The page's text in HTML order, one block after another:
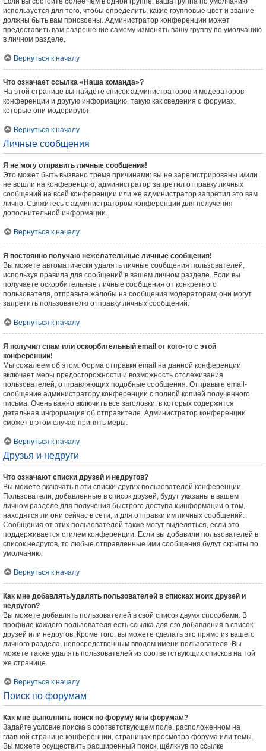
используется для того, чтобы определить, какие групповые цвет и звание
должны быть вам присвоены. Администратор конференции может
предоставить вам разрешение самому изменять вашу группу по умолчанию
в личном разделе.
Вернуться к началу
Что означает ссылка «Наша команда»?
На этой странице вы найдёте список администраторов и модераторов
конференции и другую информацию, такую как сведения о форумах,
которые они модерируют.
Вернуться к началу
Личные сообщения
Я не могу отправить личные сообщения!
Это может быть вызвано тремя причинами: вы не зарегистрированы и/или
не вошли на конференцию, администратор запретил отправку личных
сообщений на всей конференции или же администратор запретил это вам
лично. Свяжитесь с администратором конференции для получения
дополнительной информации.
Вернуться к началу
Я постоянно получаю нежелательные личные сообщения!
Вы можете автоматически удалять личные сообщения пользователей,
используя правила для сообщений в вашем личном разделе. Если вы
получаете оскорбительные личные сообщения от конкретного
пользователя, отправьте жалобы на сообщения модераторам; они могут
запретить пользователю отправку личных сообщений.
Вернуться к началу
Я получил спам или оскорбительный email от кого-то с этой
конференции!
Мы сожалеем об этом. Форма отправки email на данной конференции
включает меры предосторожности и возможность отслеживания
пользователей, отправляющих подобные сообщения. Отправьте email-
сообщение администратору конференции с полной копией полученного
письма. Очень важно включить все заголовки, в которых содержится
детальная информация об отправителе. Администратор конференции
сможет в этом случае принять меры.
Вернуться к началу
Друзья и недруги
Что означают списки друзей и недругов?
Вы можете включать в эти списки других пользователей конференции.
Пользователи, добавленные в список друзей, будут указаны в вашем
личном разделе для получения быстрого доступа к информации о том,
находятся ли они сейчас в сети, и для отправки им личных сообщений.
Сообщения от этих пользователей также могут выделяться, если это
поддерживается стилем конференции. Если вы добавили пользователей в
список недругов, то любые отправленные ими сообщения будут скрыты по
умолчанию.
Вернуться к началу
Как мне добавлять/удалять пользователей в списках моих друзей и
недругов?
Вы можете добавлять пользователей в свой список двумя способами. В
профиле каждого пользователя есть ссылка для его добавления в список
друзей или недругов. Кроме того, вы можете сделать это прямо из вашего
личного раздела, непосредственным вводом имени пользователя. Вы
можете также удалять пользователей из соответствующих списков на той
же странице.
Вернуться к началу
Поиск по форумам
Как мне выполнить поиск по форуму или форумам?
Задайте условие поиска в соответствующем поле, расположенном на
главной странице конференции, страницах просмотра форума или темы.
Вы можете осуществить расширенный поиск, щёлкнув по ссылке